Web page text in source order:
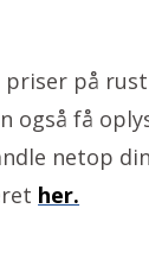
på
også få
netop
her.